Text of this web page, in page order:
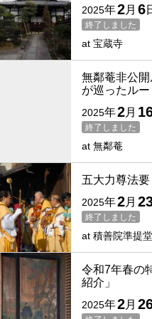
終了しました
2025年2月 6
at 宝蔵寺
無鄰菴非公
が巡ったルー
終了しました
2025年2月
at 無鄰菴
五大力尊法要
終了しました
2025年2月
at 積善院準提堂
令和7年春の
紹介」
2025年2月